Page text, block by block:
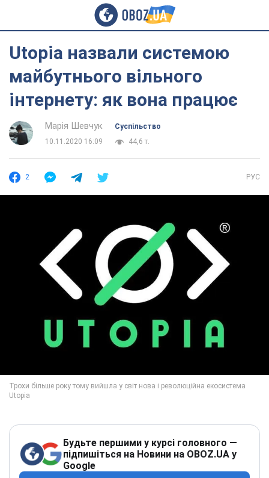
Utopia назвали системою
майбутнього вільного
інтернету: як вона працює
Марія Шевчук
Суспільство
10.11.2020 16:09
44,6 т.
2 РУС
Будьте першими у курсі головного —
підпишіться на Новини на OBOZ.UA у
Google